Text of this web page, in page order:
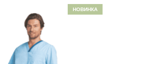
НОВИНКА